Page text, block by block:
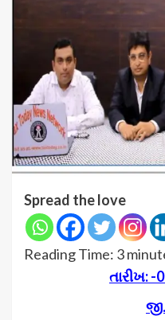
Spread the love
Reading Time: 3
તારીખ: -